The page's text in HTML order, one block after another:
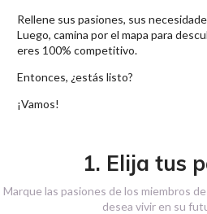
Rellene sus pasiones, sus
Luego, camina por el mapa para
eres 100% competitivo.
Entonces, ¿estás listo?
¡Vamos!
1. Elija tus
Marque las pasiones de los miembros
desea vivir en su